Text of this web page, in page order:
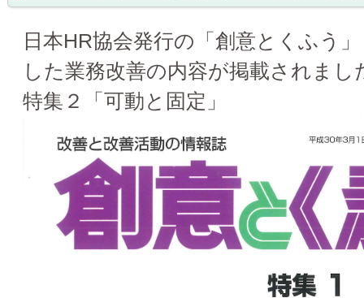
日本HR協会発行の「創意とくふう
した業務改善の内容が掲載されまし
特集２「可動と固定」